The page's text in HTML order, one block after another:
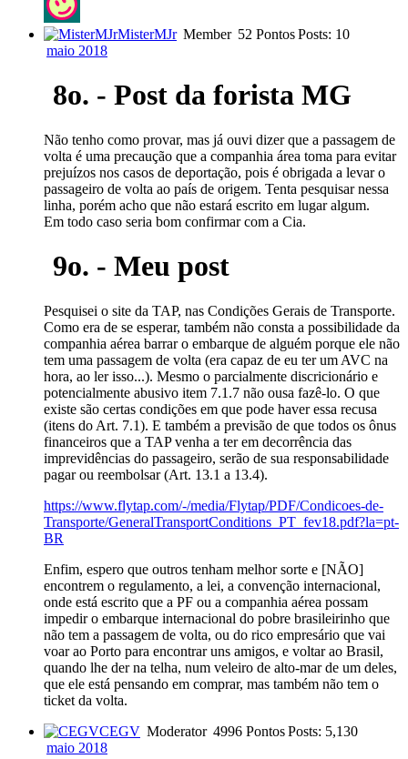
MisterMJr Member 52 PontosPosts: 10
maio 2018
8o. - Post da forista MG
Não tenho como provar, mas já ouvi dizer que a passagem de
volta é uma precaução que a companhia área toma para evitar
prejuízos nos casos de deportação, pois é obrigada a levar o
passageiro de volta ao país de origem. Tenta pesquisar nessa
linha, porém acho que não estará escrito em lugar algum.
Em todo caso seria bom confirmar com a Cia.
9o. - Meu post
Pesquisei o site da TAP, nas Condições Gerais de Transporte.
Como era de se esperar, também não consta a possibilidade da
companhia aérea barrar o embarque de alguém porque ele não
tem uma passagem de volta (era capaz de eu ter um AVC na
hora, ao ler isso...). Mesmo o parcialmente discricionário e
potencialmente abusivo item 7.1.7 não ousa fazê-lo. O que
existe são certas condições em que pode haver essa recusa
(itens do Art. 7.1). E também a previsão de que todos os ônus
financeiros que a TAP venha a ter em decorrência das
imprevidências do passageiro, serão de sua responsabilidade
pagar ou reembolsar (Art. 13.1 a 13.4).
https://www.flytap.com/-/media/Flytap/PDF/Condicoes-de-
Transporte/GeneralTransportConditions_PT_fev18.pdf?la=pt-
BR
Enfim, espero que outros tenham melhor sorte e [NÃO]
encontrem o regulamento, a lei, a convenção internacional,
onde está escrito que a PF ou a companhia aérea possam
impedir o embarque internacional do pobre brasileirinho que
não tem a passagem de volta, ou do rico empresário que vai
voar ao Porto para encontrar uns amigos, e voltar ao Brasil,
quando lhe der na telha, num veleiro de alto-mar de um deles,
que ele está pensando em comprar, mas também não tem o
ticket da volta.
CEGV Moderator 4996 PontosPosts: 5,130
maio 2018